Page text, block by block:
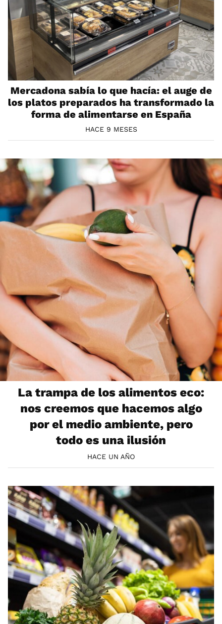
Mercadona sabía lo que hacía: el auge de
los platos preparados ha transformado la
forma de alimentarse en España
HACE 9 MESES
La trampa de los alimentos eco:
nos creemos que hacemos algo
por el medio ambiente, pero
todo es una ilusión
HACE UN AÑO